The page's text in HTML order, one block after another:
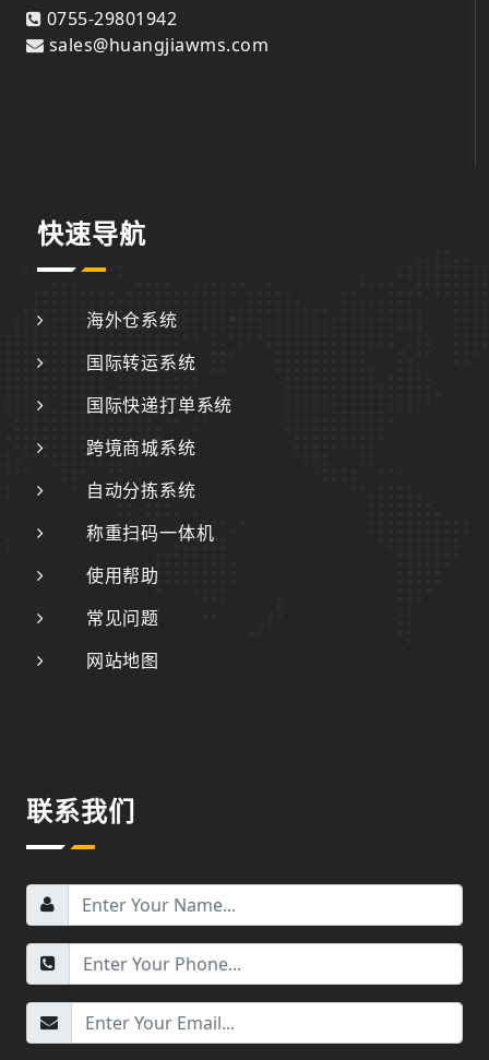
0755-29801942
sales@huangjiawms.com
快速导航
海外仓系统
国际转运系统
国际快递打单系统
跨境商城系统
自动分拣系统
称重扫码一体机
使用帮助
常见问题
网站地图
联系我们